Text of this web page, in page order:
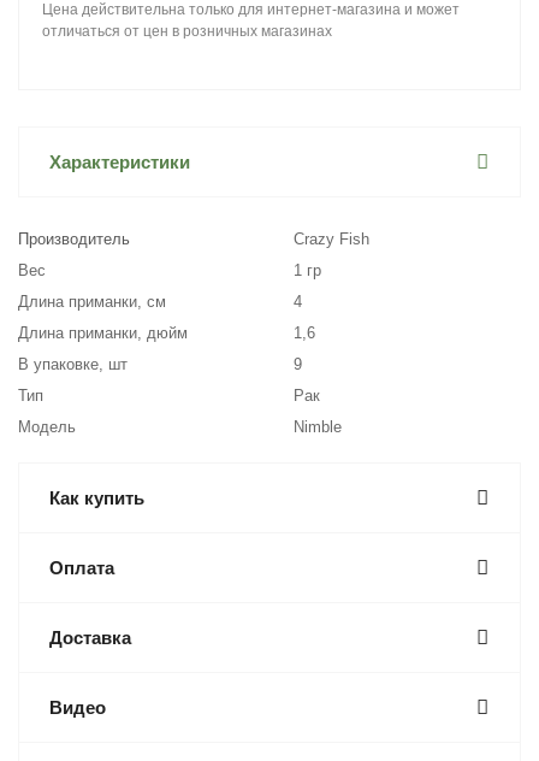
Цена действительна только для интернет-магазина и может
отличаться от цен в розничных магазинах
Характеристики
Производитель
Crazy Fish
Вес
1 гр
Длина приманки, см
4
Длина приманки, дюйм
1,6
В упаковке, шт
9
Тип
Рак
Модель
Nimble
Как купить
Оплата
Доставка
Видео